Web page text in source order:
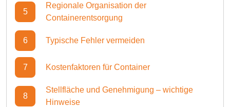
5
Regionale Organisation der
Containerentsorgung
6 Typische Fehler vermeiden
7 Kostenfaktoren für Container
8
Stellfläche und Genehmigung – wichtige
Hinweise